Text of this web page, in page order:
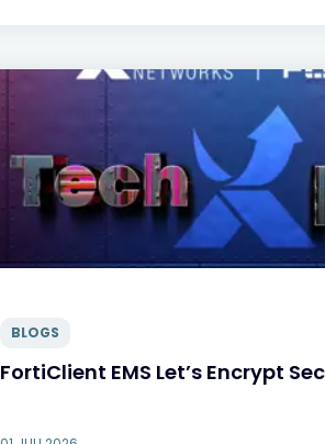
BLOGS
FortiClient EMS Let’s Encrypt